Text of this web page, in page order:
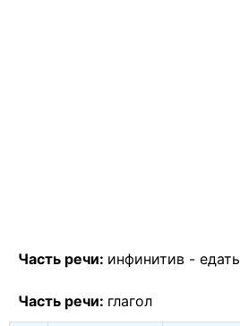
Часть речи: инфинитив - едать
Часть речи: глагол